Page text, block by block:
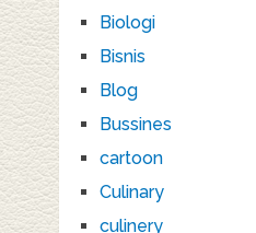
Biologi
Bisnis
Blog
Bussines
cartoon
Culinary
culinery